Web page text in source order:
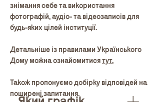
знімання себе та використання
фотографій, аудіо- та відеозаписів для
будь-яких цілей інституції.
Детальніше із правилами Українського
Дому можна ознайомитисятут.
Також пропонуємо добірку відповідей на
поширені запитання.